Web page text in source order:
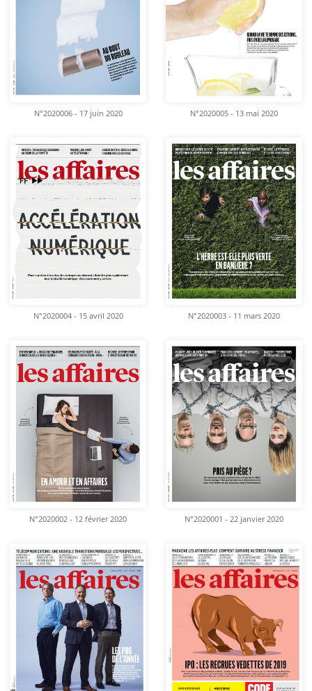
N°2020006 - 17 juin 2020 N°2020005 - 13 mai 2020
N°2020004 - 15 avril 2020 N°2020003 - 11 mars 2020
N°2020002 - 12 février 2020 N°2020001 - 22 janvier 2020